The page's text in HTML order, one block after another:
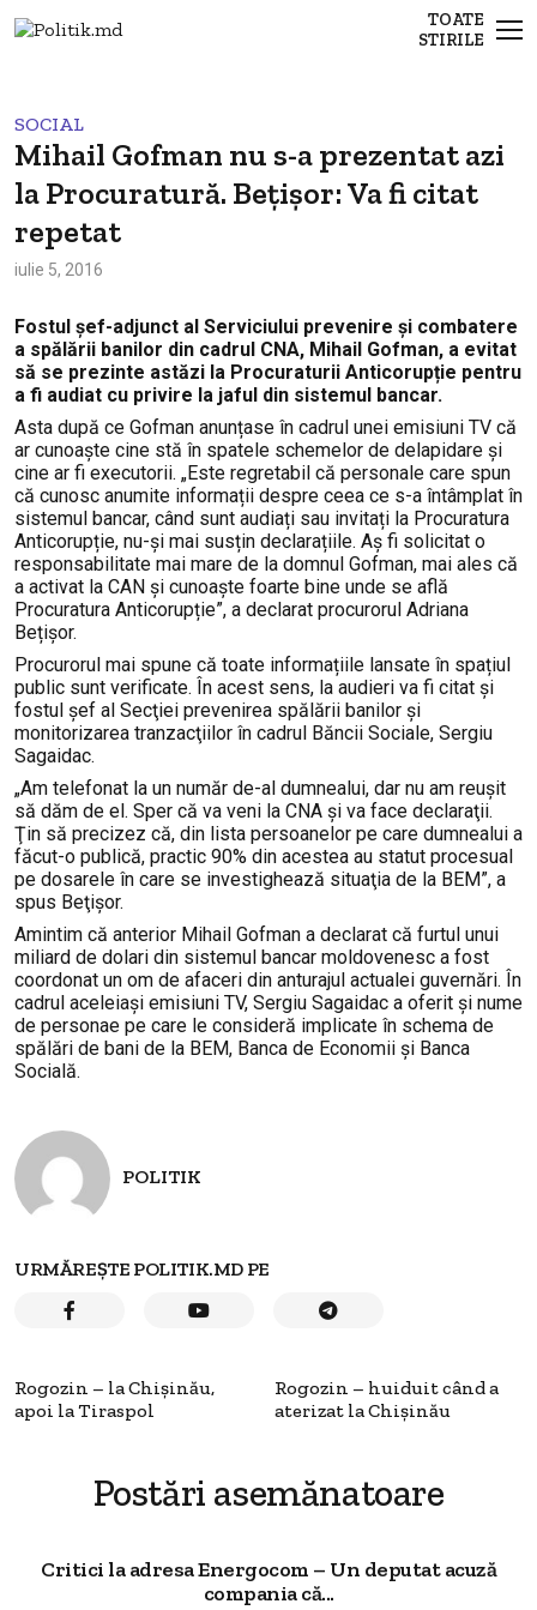
TOATE
STIRILE
SOCIAL
Mihail Gofman nu s-a prezentat azi
la Procuratură. Bețișor: Va fi citat
repetat
iulie 5, 2016
Fostul şef-adjunct al Serviciului prevenire şi combatere
a spălării banilor din cadrul CNA, Mihail Gofman, a evitat
să se prezinte astăzi la Procuraturii Anticorupție pentru
a fi audiat cu privire la jaful din sistemul bancar.
Asta după ce Gofman anunțase în cadrul unei emisiuni TV că
ar cunoaște cine stă în spatele schemelor de delapidare și
cine ar fi executorii. „Este regretabil că personale care spun
că cunosc anumite informații despre ceea ce s-a întâmplat în
sistemul bancar, când sunt audiați sau invitați la Procuratura
Anticorupție, nu-și mai susțin declarațiile. Aș fi solicitat o
responsabilitate mai mare de la domnul Gofman, mai ales că
a activat la CAN și cunoaște foarte bine unde se află
Procuratura Anticorupție”, a declarat procurorul Adriana
Bețișor.
Procurorul mai spune că toate informațiile lansate în spațiul
public sunt verificate. În acest sens, la audieri va fi citat și
fostul şef al Secţiei prevenirea spălării banilor şi
monitorizarea tranzacţiilor în cadrul Băncii Sociale, Sergiu
Sagaidac.
„Am telefonat la un număr de-al dumnealui, dar nu am reuşit
să dăm de el. Sper că va veni la CNA şi va face declaraţii.
Ţin să precizez că, din lista persoanelor pe care dumnealui a
făcut-o publică, practic 90% din acestea au statut procesual
pe dosarele în care se investighează situaţia de la BEM”, a
spus Beţişor.
Amintim că anterior Mihail Gofman a declarat că furtul unui
miliard de dolari din sistemul bancar moldovenesc a fost
coordonat un om de afaceri din anturajul actualei guvernări. În
cadrul aceleiași emisiuni TV, Sergiu Sagaidac a oferit și nume
de personae pe care le consideră implicate în schema de
spălări de bani de la BEM, Banca de Economii și Banca
Socială.
POLITIK
URMĂREȘTE POLITIK.MD PE
Rogozin – la Chișinău,
apoi la Tiraspol
Rogozin – huiduit când a
aterizat la Chișinău
Postări asemănatoare
Critici la adresa Energocom – Un deputat acuză
compania că...